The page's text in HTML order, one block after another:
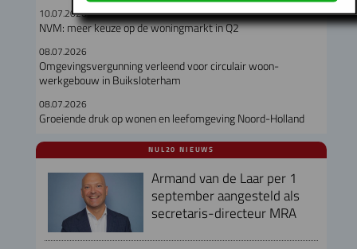
10.07.2026
NVM: meer keuze op de woningmarkt in Q2
08.07.2026
Omgevingsvergunning verleend voor circulair woon-
werkgebouw in Buiksloterham
08.07.2026
Groeiende druk op wonen en leefomgeving Noord-Holland
NUL20 NIEUWS
Armand van de Laar per 1
september aangesteld als
secretaris-directeur MRA